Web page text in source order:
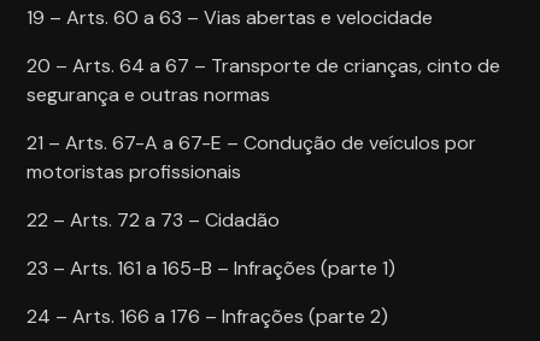
19 – Arts. 60 a 63 – Vias abertas e velocidade
20 – Arts. 64 a 67 – Transporte de crianças, cinto de
segurança e outras normas
21 – Arts. 67-A a 67-E – Condução de veículos por
motoristas profissionais
22 – Arts. 72 a 73 – Cidadão
23 – Arts. 161 a 165-B – Infrações (parte 1)
24 – Arts. 166 a 176 – Infrações (parte 2)